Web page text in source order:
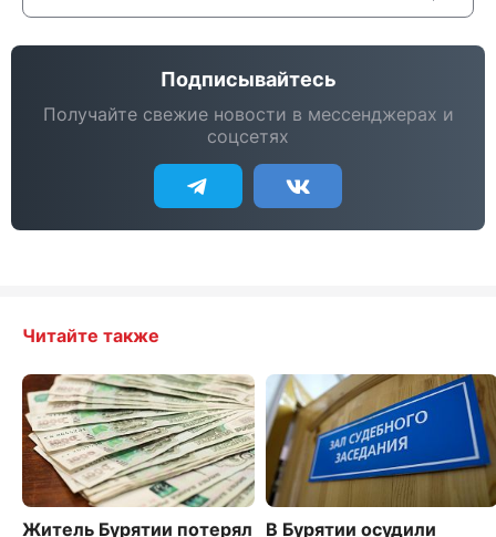
Подписывайтесь
Получайте свежие новости в мессенджерах и
соцсетях
Читайте также
Житель Бурятии потерял В Бурятии осудили